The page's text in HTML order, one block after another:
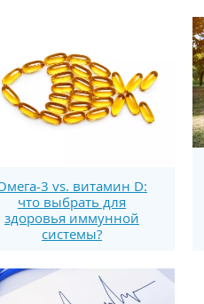
3 vs. витамин D:
что выбрать для
здоровья иммунной
системы?